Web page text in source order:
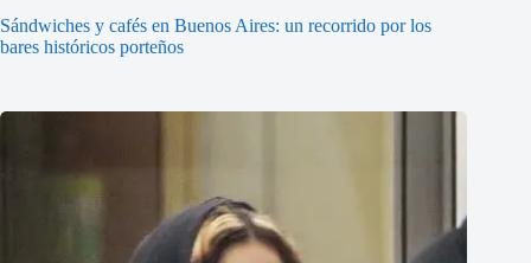
Sándwiches y cafés en Buenos Aires: un recorrido por los
bares históricos porteños